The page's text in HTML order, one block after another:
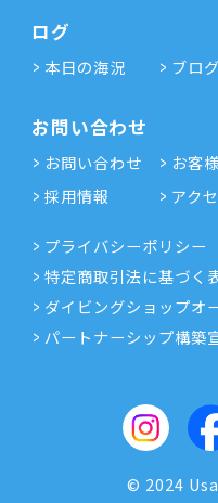
ログ
本日の海況 ブログ
お問い合わせ
お問い合わせ お客
採用情報
アク
プライバシーポリシー
特定商取引法に基づく
ダイビングショップオ
パートナーシップ構築
© 2024